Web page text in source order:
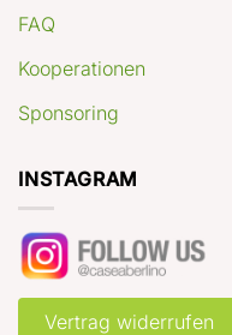
FAQ
Kooperationen
Sponsoring
INSTAGRAM
Vertrag widerrufen